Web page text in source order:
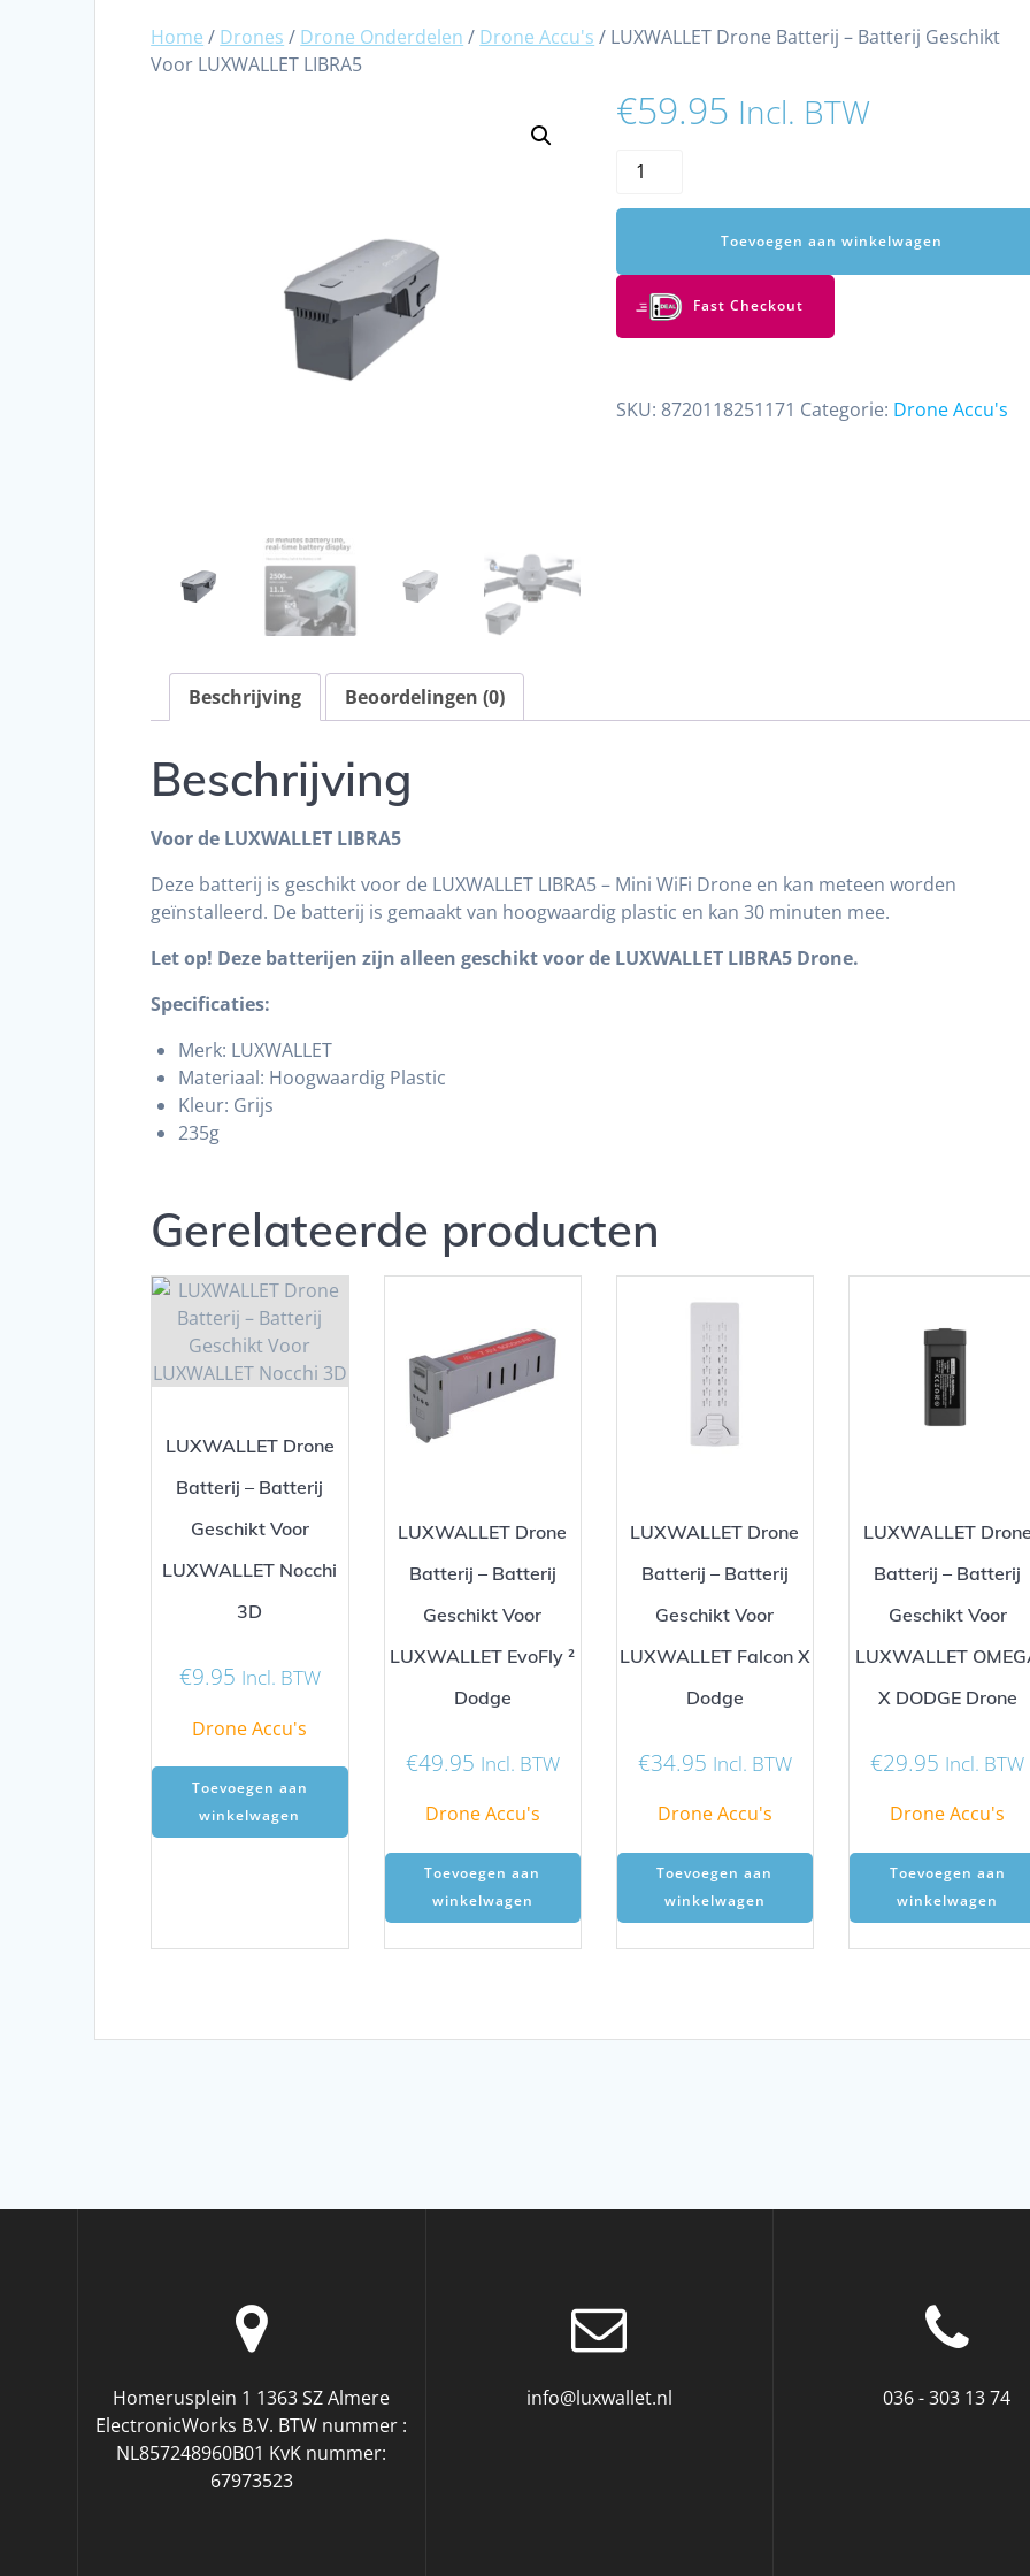
Home / Drones / Drone Onderdelen / Drone Accu's / LUXWALLET Drone Batterij – Batterij Geschikt
Voor LUXWALLET LIBRA5
€59.95 Incl. BTW
LUXWALLET
Batterij
Batterij
Geschikt
Voor
aantal
Toevoegen aan winkelwagen
Fast Checkout
SKU: 8720118251171 Categorie: Drone Accu's
Beschrijving Beoordelingen (0)
Beschrijving
Voor de LUXWALLET LIBRA5
Deze batterij is geschikt voor de LUXWALLET LIBRA5 – Mini WiFi Drone en kan meteen worden
geïnstalleerd. De batterij is gemaakt van hoogwaardig plastic en kan 30 minuten mee.
Let op! Deze batterijen zijn alleen geschikt voor de LUXWALLET LIBRA5 Drone.
Specificaties:
Merk: LUXWALLET
Materiaal: Hoogwaardig Plastic
Kleur: Grijs
235g
Gerelateerde producten
LUXWALLET Drone
Batterij – Batterij
Geschikt Voor
LUXWALLET Nocchi
3D
€9.95 Incl. BTW
Drone Accu's
Toevoegen aan
winkelwagen
LUXWALLET Drone
Batterij – Batterij
Geschikt Voor
LUXWALLET EvoFly ²
Dodge
€49.95 Incl. BTW
Drone Accu's
Toevoegen aan
winkelwagen
LUXWALLET Drone
Batterij – Batterij
Geschikt Voor
LUXWALLET Falcon X
Dodge
€34.95 Incl. BTW
Drone Accu's
Toevoegen aan
winkelwagen
LUXWALLET
Batterij – Batterij
Geschikt Voor
LUXWALLET
X DODGE Drone
€29.95 Incl. BTW
Drone Accu's
Toevoegen aan
winkelwagen
Homerusplein 1 1363 SZ Almere
ElectronicWorks B.V. BTW nummer :
NL857248960B01 KvK nummer:
67973523
info@luxwallet.nl 036 - 303 13 74